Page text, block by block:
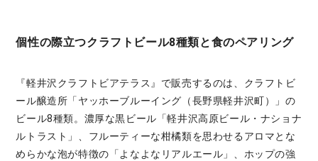
個性の際立つクラフトビール8種類と食のペアリング
『軽井沢クラフトビアテラス』で販売するのは、クラフトビ
ール醸造所「ヤッホーブルーイング（⻑野県軽井沢町）」の
ビール8種類。濃厚な黒ビール「軽井沢高原ビール・ナショナ
ルトラスト」、フルーティーな柑橘類を思わせるアロマとな
めらかな泡が特徴の「よなよなリアルエール」、ホップの強